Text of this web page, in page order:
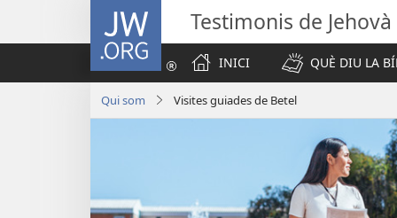
JW.ORG Testimonis de Jehovà
INICI
QUÈ DIU LA
Qui som Visites guiades de Betel